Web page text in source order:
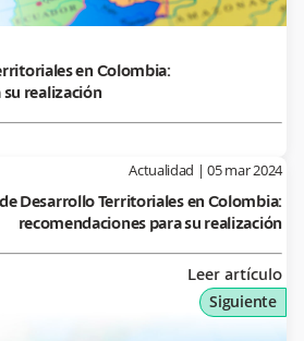
en Colombia:
realización
Siguiente
Actualidad |05 mar 2024
Desarrollo Territoriales en Colombia:
recomendaciones para su realización
Leer artículo